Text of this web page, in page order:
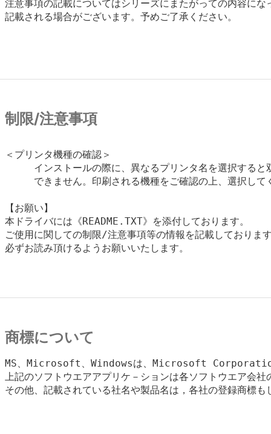
注意事項の記載についてはシリーズにまたがっての内容に
記載される場合がございます。予めご了承ください。
制限/注意事項
＜プリンタ機種の確認＞
インストールの際に、異なるプリンタ名を選択すると
できません。印刷される機種をご確認の上、選択して
【お願い】
本ドライバには《README.TXT》を添付しております。
ご使用に関しての制限/注意事項等の情報を記載しておりま
必ずお読み頂けるようお願いいたします。
商標について
MS、Microsoft、Windowsは、Microsoft Corporation
上記のソフトウエアアプリケ－ションは各ソフトウエア会社
その他、記載されている社名や製品名は，各社の登録商標も